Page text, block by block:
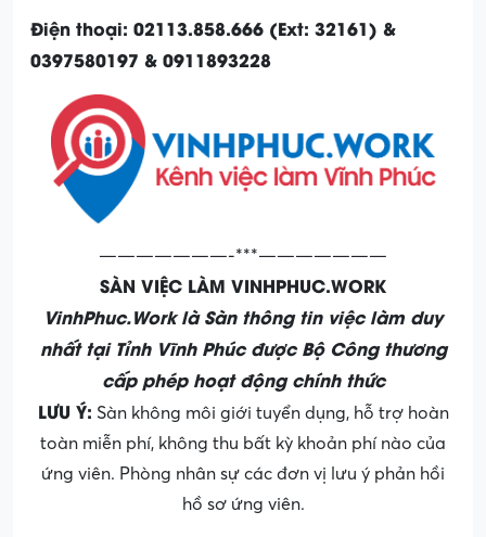
Điện thoại: 02113.858.666 (Ext: 32161) &
0397580197 & 0911893228
———————-***———————
SÀN VIỆC LÀM VINHPHUC.WORK
VinhPhuc.Work là Sàn thông tin việc làm duy
nhất tại Tỉnh Vĩnh Phúc được Bộ Công thương
cấp phép hoạt động chính thức
LƯU Ý: Sàn không môi giới tuyển dụng, hỗ trợ hoàn
toàn miễn phí, không thu bất kỳ khoản phí nào của
ứng viên. Phòng nhân sự các đơn vị lưu ý phản hồi
hồ sơ ứng viên.